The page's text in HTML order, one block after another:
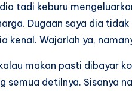
tadi keburu
Dugaan saya dia
Wajarlah ya,
makan pasti dibayar
semua detilnya. Sisanya